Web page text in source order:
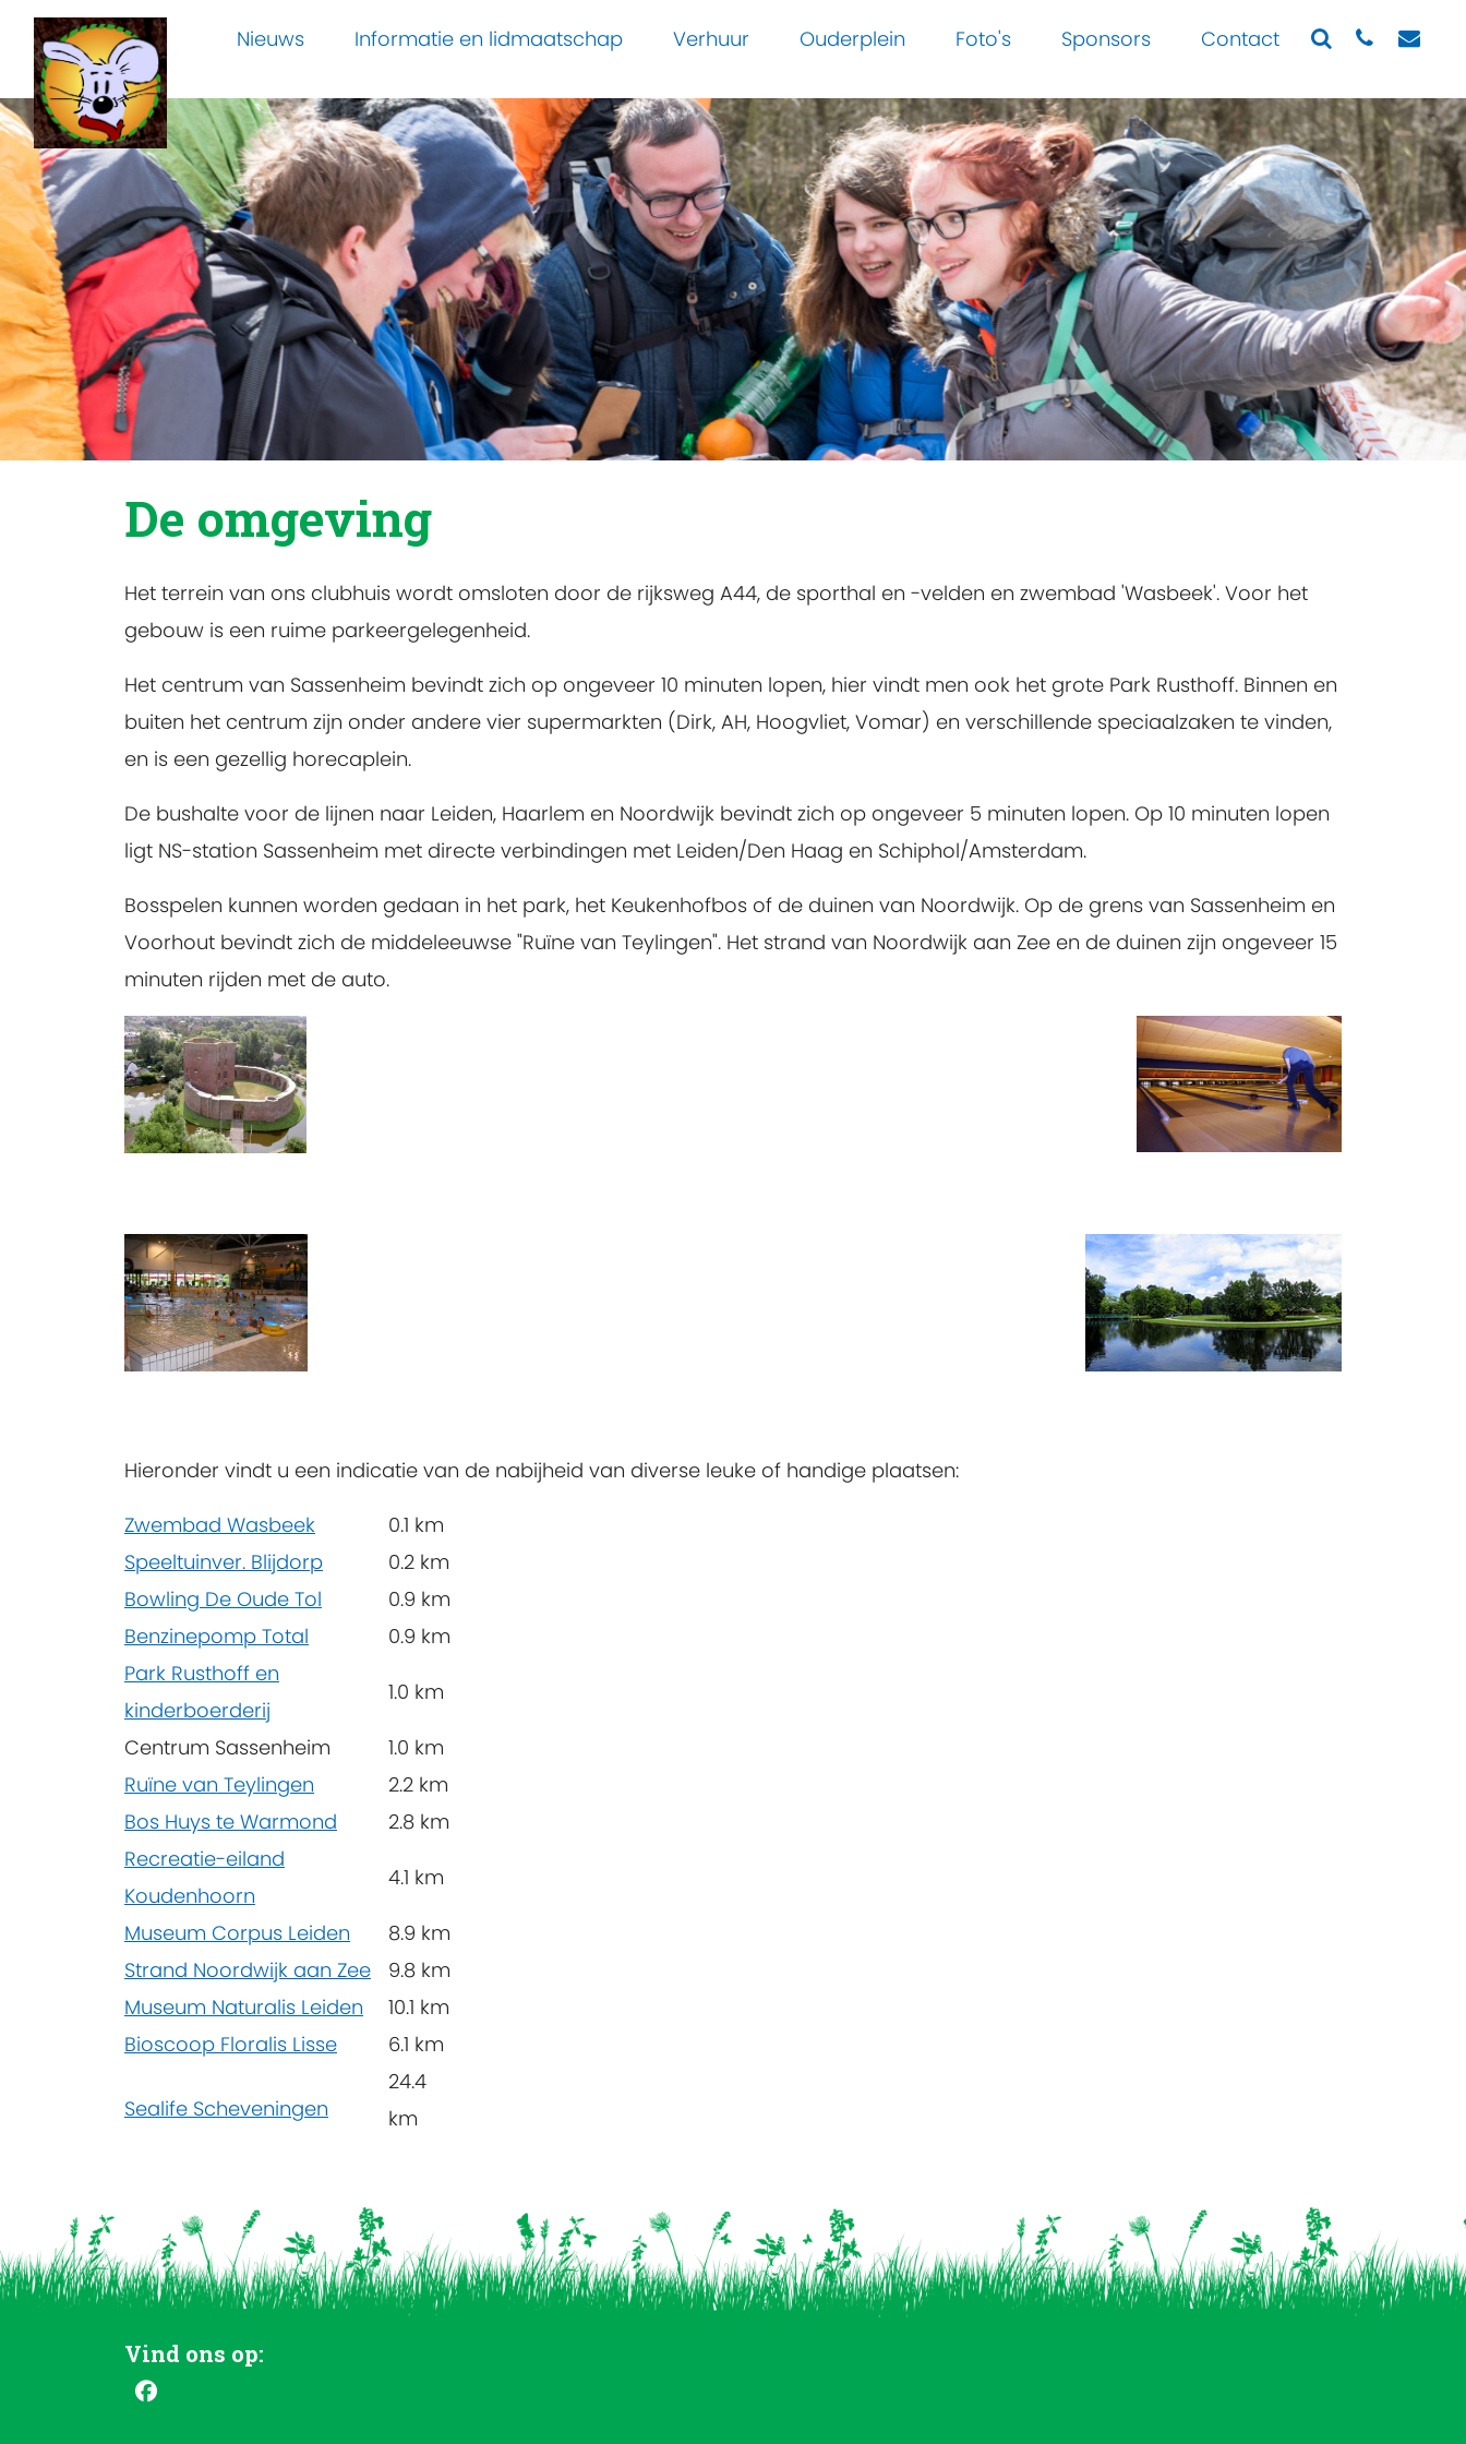
Nieuws Informatie en lidmaatschap Verhuur Ouderplein Foto's Sponsors Contact
De omgeving
Het terrein van ons clubhuis wordt omsloten door de rijksweg A44, de sporthal en -velden en zwembad 'Wasbeek'. Voor het
gebouw is een ruime parkeergelegenheid.
Het centrum van Sassenheim bevindt zich op ongeveer 10 minuten lopen, hier vindt men ook het grote Park Rusthoff. Binnen en
buiten het centrum zijn onder andere vier supermarkten (Dirk, AH, Hoogvliet, Vomar) en verschillende speciaalzaken te vinden,
en is een gezellig horecaplein.
De bushalte voor de lijnen naar Leiden, Haarlem en Noordwijk bevindt zich op ongeveer 5 minuten lopen. Op 10 minuten lopen
ligt NS-station Sassenheim met directe verbindingen met Leiden/Den Haag en Schiphol/Amsterdam.
Bosspelen kunnen worden gedaan in het park, het Keukenhofbos of de duinen van Noordwijk. Op de grens van Sassenheim en
Voorhout bevindt zich de middeleeuwse "Ruïne van Teylingen". Het strand van Noordwijk aan Zee en de duinen zijn ongeveer 15
minuten rijden met de auto.
Hieronder vindt u een indicatie van de nabijheid van diverse leuke of handige plaatsen:
Zwembad Wasbeek
0.1 km
Speeltuinver. Blijdorp
0.2 km
Bowling De Oude Tol
0.9 km
Benzinepomp Total
0.9 km
Park Rusthoff en
kinderboerderij
1.0 km
Centrum Sassenheim
1.0 km
Ruïne van Teylingen
2.2 km
Bos Huys te Warmond
2.8 km
Recreatie-eiland
Koudenhoorn
4.1 km
Museum Corpus Leiden
8.9 km
Strand Noordwijk aan Zee
9.8 km
Museum Naturalis Leiden
10.1 km
Bioscoop Floralis Lisse
6.1 km
Sealife Scheveningen
24.4
km
Vind ons op: